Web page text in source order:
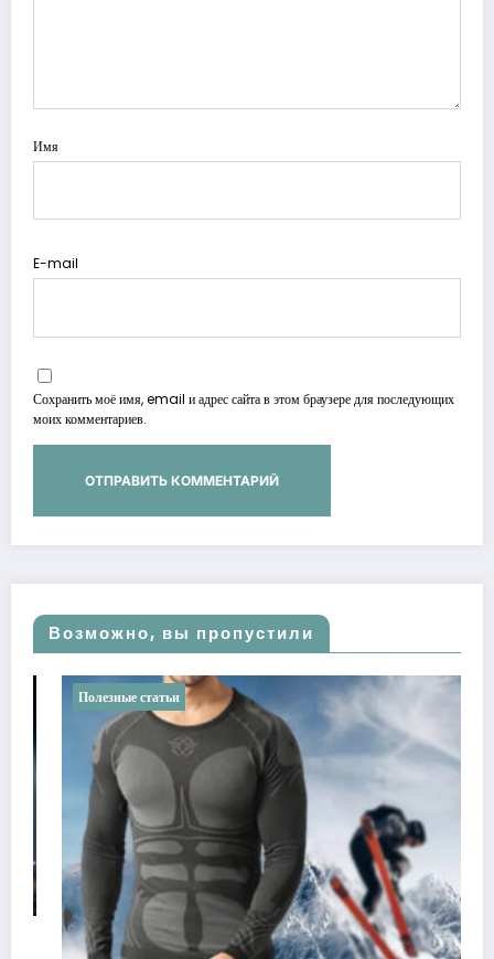
Имя
E-mail
Сохранить моё имя, email и адрес сайта в этом браузере для последующих
моих комментариев.
Возможно, вы пропустили
Полезные статьи